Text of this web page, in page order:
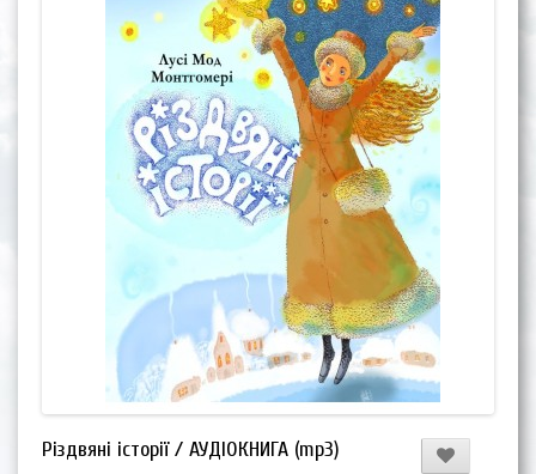
Різдвяні історії / АУДІОКНИГА (mp3)